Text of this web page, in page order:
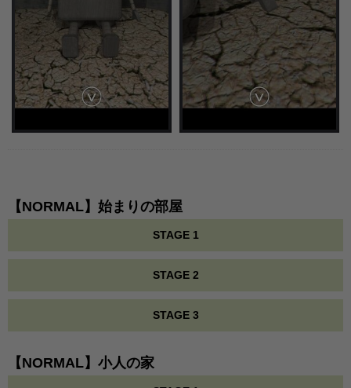
【NORMAL】始まりの部屋
STAGE 1
STAGE 2
STAGE 3
【NORMAL】小人の家